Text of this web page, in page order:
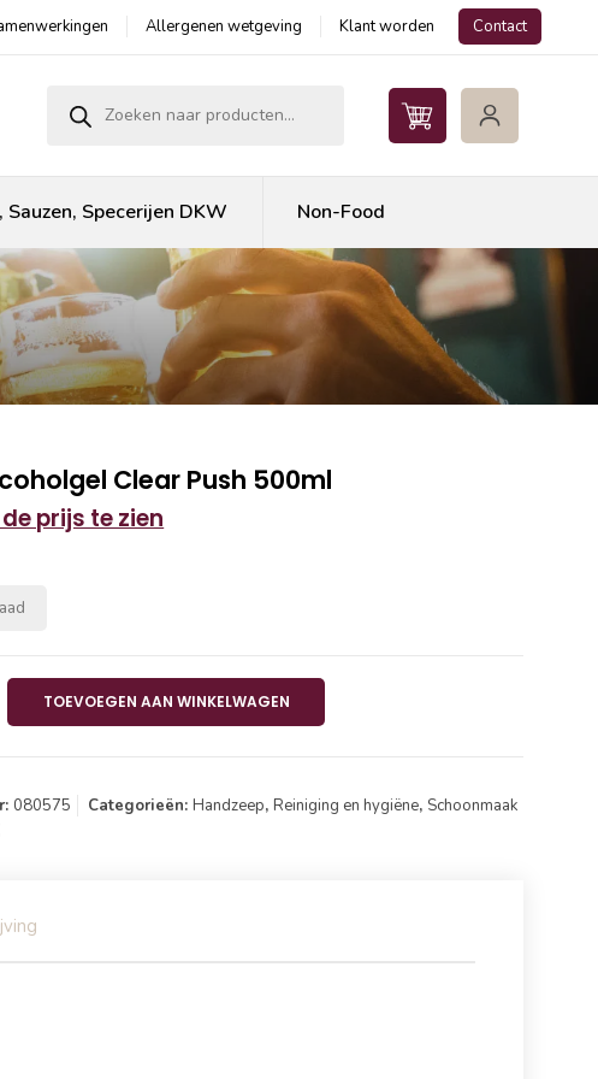
Allergenen wetgeving Klant worden Contact
Sauzen, Specerijen DKW Non-Food
Clear Push 500ml
prijs te zien
Clear Push 500ml aantal
TOEVOEGEN AAN WINKELWAGEN
080575 Categorieën:Handzeep,Reiniging en hygiëne, Schoonmaak